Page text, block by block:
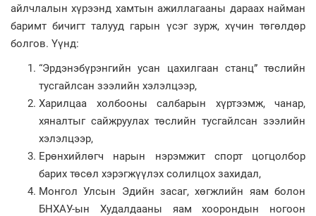
айлчлалын хүрээнд хамтын ажиллагааны дараах найман
баримт бичигт талууд гарын үсэг зурж, хүчин төгөлдөр
болгов. Үүнд:
“Эрдэнэбүрэнгийн усан цахилгаан станц” төслийн
тусгайлсан зээлийн хэлэлцээр,
Харилцаа холбооны салбарын хүртээмж, чанар,
хяналтыг сайжруулах төслийн тусгайлсан зээлийн
хэлэлцээр,
Ерөнхийлөгч нарын нэрэмжит спорт цогцолбор
барих төсөл хэрэгжүүлэх солилцох захидал,
Монгол Улсын Эдийн засаг, хөгжлийн яам болон
БНХАУ-ын Худалдааны яам хоорондын ногоон